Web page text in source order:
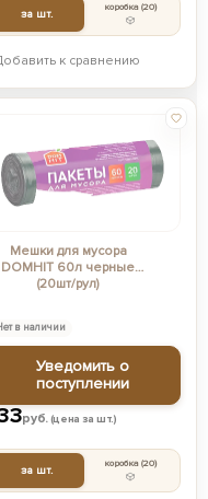
за шт. коробка(20)
к сравнению
Мешки для мусора
DOMHIT 60л черные
(20шт/рул)
руб.(цена за шт.)
за шт. коробка(20)
в наличии
Уведомить о
поступлении